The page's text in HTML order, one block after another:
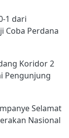
1 dari
Coba Perdana
Koridor 2
Pengunjung
Selamat
Nasional